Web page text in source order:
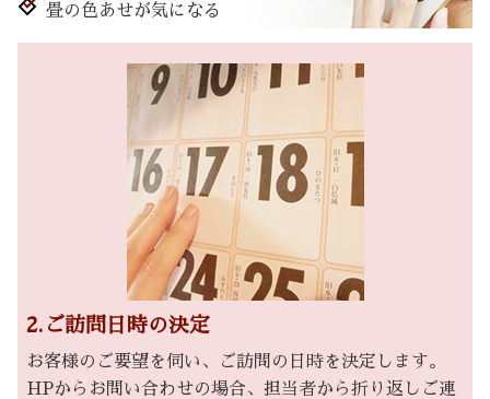
畳の色あせが気になる
2.ご訪問日時の決定
お客様のご要望を伺い、ご訪問の日時を決定します。
HPからお問い合わせの場合、担当者から折り返しご連